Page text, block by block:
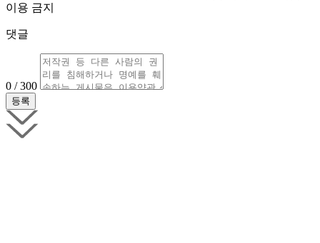
이용 금지
댓글
0 / 300